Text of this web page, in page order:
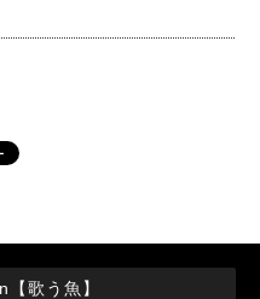
歌う魚】